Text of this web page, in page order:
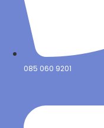
085 060 9201